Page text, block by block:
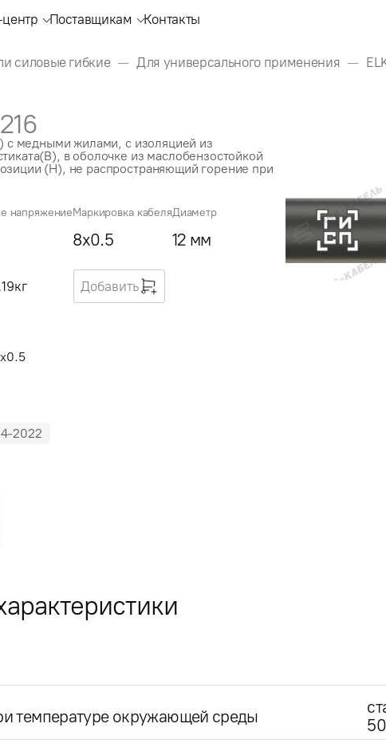
Поставщикам Контакты
силовые гибкие Для универсального применения
с медными жилами, с изоляцией из
в оболочке из маслобензостойкой
(Н), не распространяющий горение при
напряжениеМаркировка кабеля
8x0.5
Диаметр
12 мм
кг Добавить
2022
температуре окружающей среды